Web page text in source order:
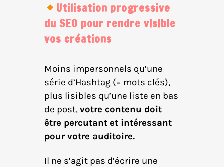
Utilisation progressive
du SEO pour rendre visible
vos créations
Moins impersonnels qu’une
série d’Hashtag (= mots clés),
plus lisibles qu’une liste en bas
de post,votre contenu doit
être percutant et intéressant
pour votre auditoire.
Il ne s’agit pas d’écrire une